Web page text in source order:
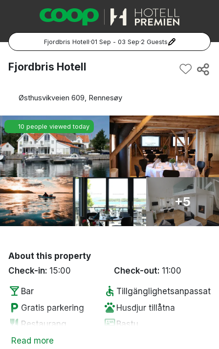
Fjordbris Hotell·01 Sep - 03 Sep·2 Guests
Popular Destinations:
Göteborg
Malmö
Hela Norge
Oslo
Bergen
Hela Danmark
Done
Fjordbris Hotell
Østhusvikveien 609, Rennesøy
10 people viewed today
+5
About this property
Check-in: 15:00 Check-out: 11:00
local_bar Bar accessible Tillgänglighetsanpassat
local_parking Gratis parkering pets Husdjur tillåtna
restaurant Restaurang saunaBastu
bedPåslakan
Read more